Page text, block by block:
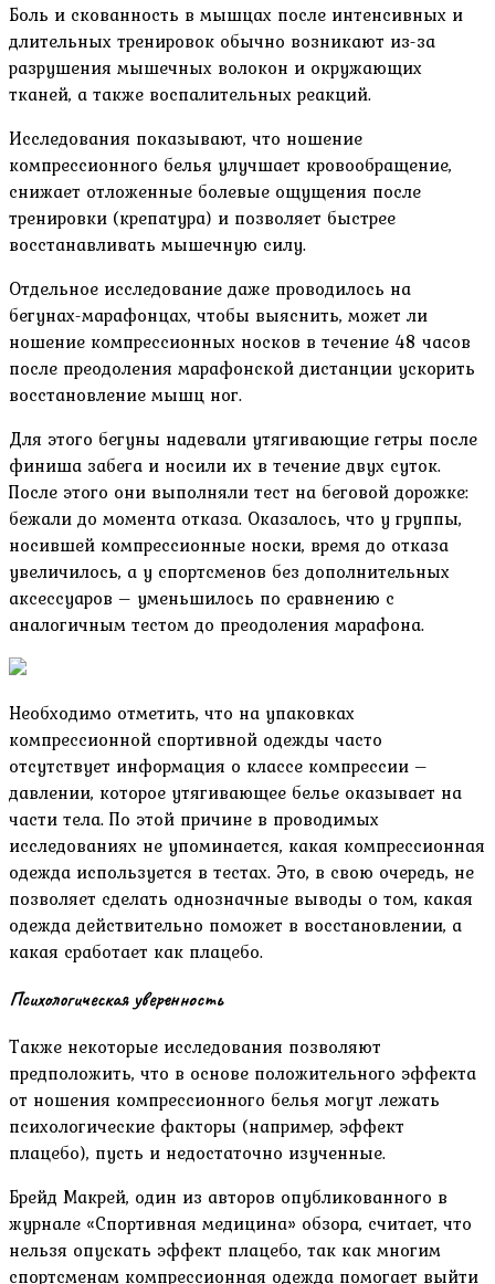
Боль и скованность в мышцах после интенсивных и
длительных тренировок обычно возникают из-за
разрушения мышечных волокон и окружающих
тканей, а также воспалительных реакций.
Исследования показывают, что ношение
компрессионного белья улучшает кровообращение,
снижает отложенные болевые ощущения после
тренировки (крепатура) и позволяет быстрее
восстанавливать мышечную силу.
Отдельное исследование даже проводилось на
бегунах-марафонцах, чтобы выяснить, может ли
ношение компрессионных носков в течение 48 часов
после преодоления марафонской дистанции ускорить
восстановление мышц ног.
Для этого бегуны надевали утягивающие гетры после
финиша забега и носили их в течение двух суток.
После этого они выполняли тест на беговой дорожке:
бежали до момента отказа. Оказалось, что у группы,
носившей компрессионные носки, время до отказа
увеличилось, а у спортсменов без дополнительных
аксессуаров – уменьшилось по сравнению с
аналогичным тестом до преодоления марафона.
Необходимо отметить, что на упаковках
компрессионной спортивной одежды часто
отсутствует информация о классе компрессии –
давлении, которое утягивающее белье оказывает на
части тела. По этой причине в проводимых
исследованиях не упоминается, какая компрессионная
одежда используется в тестах. Это, в свою очередь, не
позволяет сделать однозначные выводы о том, какая
одежда действительно поможет в восстановлении, а
какая сработает как плацебо.
Психологическая уверенность
Также некоторые исследования позволяют
предположить, что в основе положительного эффекта
от ношения компрессионного белья могут лежать
психологические факторы (например, эффект
плацебо), пусть и недостаточно изученные.
Брейд Макрей, один из авторов опубликованного в
журнале «Спортивная медицина» обзора, считает, что
нельзя опускать эффект плацебо, так как многим
спортсменам компрессионная одежда помогает выйти